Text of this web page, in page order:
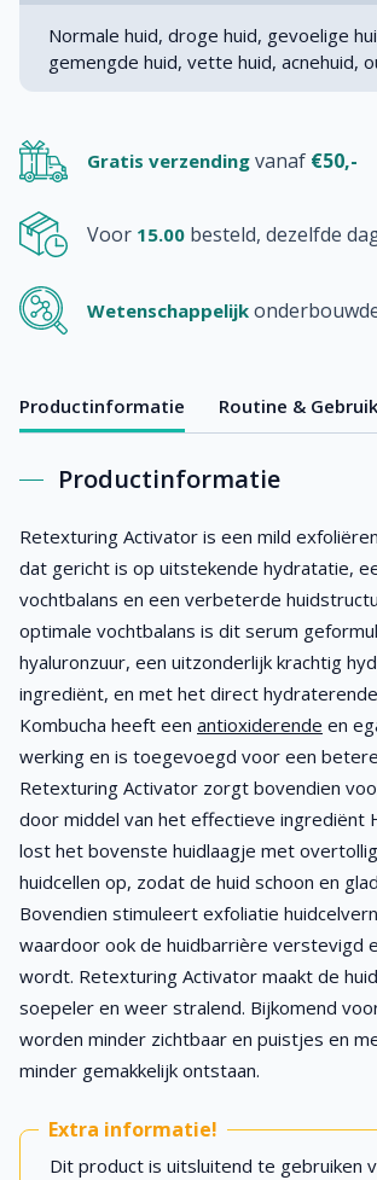
Normale huid, droge huid, gevoelige
gemengde huid, vette huid, acnehuid,
Gratis verzending vanaf €50,-
Voor 15.00 besteld, dezelfde
Wetenschappelijk
Productinformatie Routine & Gebruik
Productinformatie
Retexturing Activator is een mild
dat gericht is op uitstekende hydratatie,
vochtbalans en een verbeterde
optimale vochtbalans is dit serum
hyaluronzuur, een uitzonderlijk krachtig
ingrediënt, en met het direct
Kombucha heeft een antioxiderende en
werking en is toegevoegd voor een
Retexturing Activator zorgt bovendien
door middel van het effectieve ingrediënt
lost het bovenste huidlaagje met
huidcellen op, zodat de huid schoon en
Bovendien stimuleert exfoliatie
waardoor ook de huidbarrière verstevigd
wordt. Retexturing Activator maakt de
soepeler en weer stralend. Bijkomend
worden minder zichtbaar en puistjes en
minder gemakkelijk ontstaan.
Extra informatie!
Dit product is uitsluitend te gebruiken